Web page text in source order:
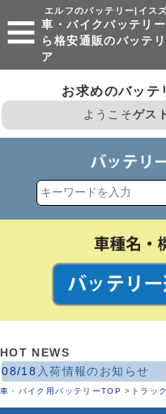
エルフのバッテリー|イス
車・バイクバッテリ
ら格安通販のバッテ
ア
お求めのバッテ
ようこそゲス
HOT NEWS
08/18 入荷情報のお知らせ
車・バイク用バッテリーTOP > トラッ